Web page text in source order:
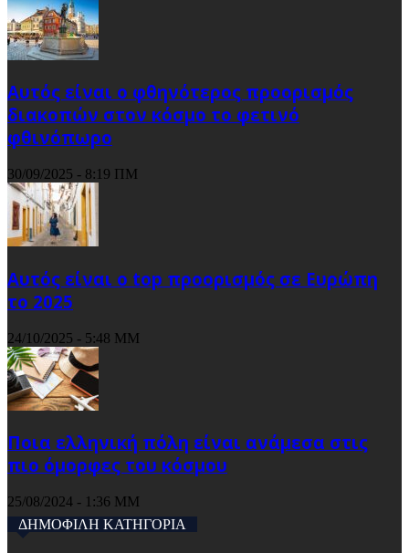
Αυτός είναι ο φθηνότερος προορισμός
διακοπών στον κόσμο το φετινό
φθινόπωρο
30/09/2025 - 8:19 ΠΜ
Αυτός είναι ο top προορισμός σε Ευρώπη
το 2025
24/10/2025 - 5:48 ΜΜ
Ποια ελληνική πόλη είναι ανάμεσα στις
πιο όμορφες του κόσμου
25/08/2024 - 1:36 ΜΜ
ΔΗΜΟΦΙΛΗ ΚΑΤΗΓΟΡΙΑ